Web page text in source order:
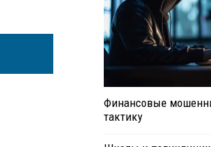
Финансовые
тактику